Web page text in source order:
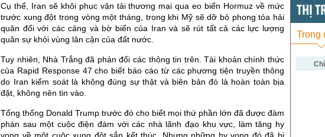
Cụ thể, Iran sẽ khôi phục vận tải thương mại qua eo biển Hormuz về mức
trước xung đột trong vòng một tháng, trong khi Mỹ sẽ dỡ bỏ phong tỏa hải
quân đối với các cảng và bờ biển của Iran và sẽ rút tất cả các lực lượng
quân sự khỏi vùng lân cận của đất nước.
Tuy nhiên, Nhà Trắng đã phản đối các thông tin trên. Tài khoản chính thức
của Rapid Response 47 cho biết báo cáo từ các phương tiện truyền thông
do Iran kiểm soát là không đúng sự thật và biên bản đó là hoàn toàn bịa
đặt, không nên tin vào.
Tổng thống Donald Trump trước đó cho biết mọi thứ phần lớn đã được đàm
phán sau một cuộc điện đàm với các nhà lãnh đạo khu vực, làm tăng hy
US
US
US
THỊ
Trong